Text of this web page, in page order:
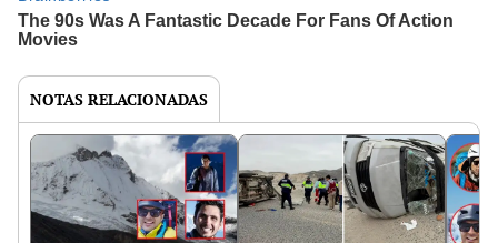
NOTAS RELACIONADAS